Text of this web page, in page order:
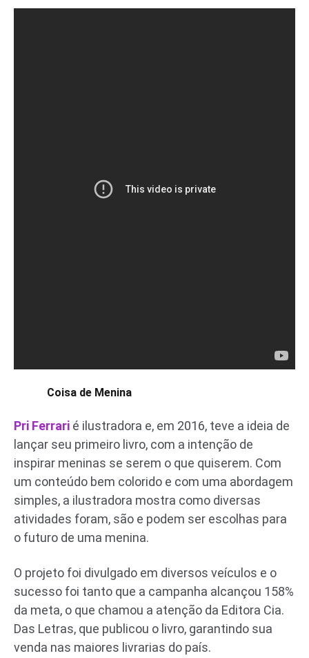
Coisa de Menina
Pri Ferrari é ilustradora e, em 2016, teve a ideia de
lançar seu primeiro livro, com a intenção de
inspirar meninas se serem o que quiserem. Com
um conteúdo bem colorido e com uma abordagem
simples, a ilustradora mostra como diversas
atividades foram, são e podem ser escolhas para
o futuro de uma menina.
O projeto foi divulgado em diversos veículos e o
sucesso foi tanto que a campanha alcançou 158%
da meta, o que chamou a atenção da Editora Cia.
Das Letras, que publicou o livro, garantindo sua
venda nas maiores livrarias do país.